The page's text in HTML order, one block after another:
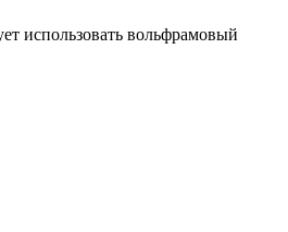
использовать вольфрамовый